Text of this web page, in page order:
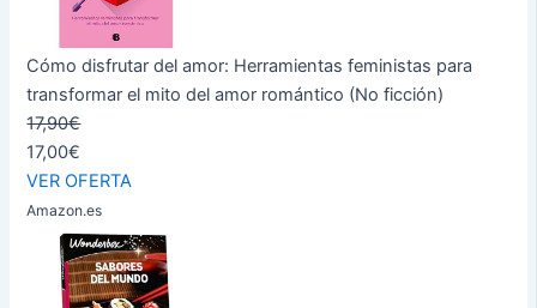
Cómo disfrutar del amor: Herramientas feministas para
transformar el mito del amor romántico (No ficción)
17,90€
17,00€
VER OFERTA
Amazon.es